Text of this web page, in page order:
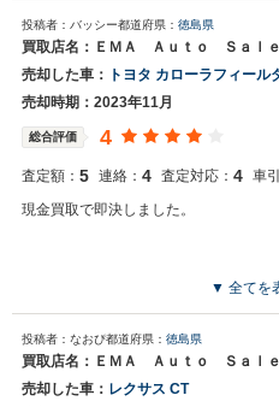
投稿者：バッシー都道府県： 徳島県
買取店名：ＥＭＡ Ａｕｔｏ Ｓａｌ
売却した車：
トヨタ カローラフィール
売却時期：2023年11月
総合評価 4
査定額： 5 連絡： 4 査定対応： 4 車
現金買取で即決しました。
▼ 全てを
投稿者：なおぴ都道府県： 徳島県
買取店名：ＥＭＡ Ａｕｔｏ Ｓａｌ
売却した車： レクサス CT